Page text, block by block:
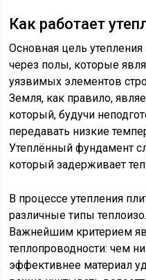
Как работает
Основная цель
через полы, которые
уязвимых элементов
Земля, как правило,
который, будучи
передавать низкие
Утеплённый фундамент
который задерживает
В процессе утепления
различные типы
Важнейшим критерием
теплопроводности: чем
эффективнее материал